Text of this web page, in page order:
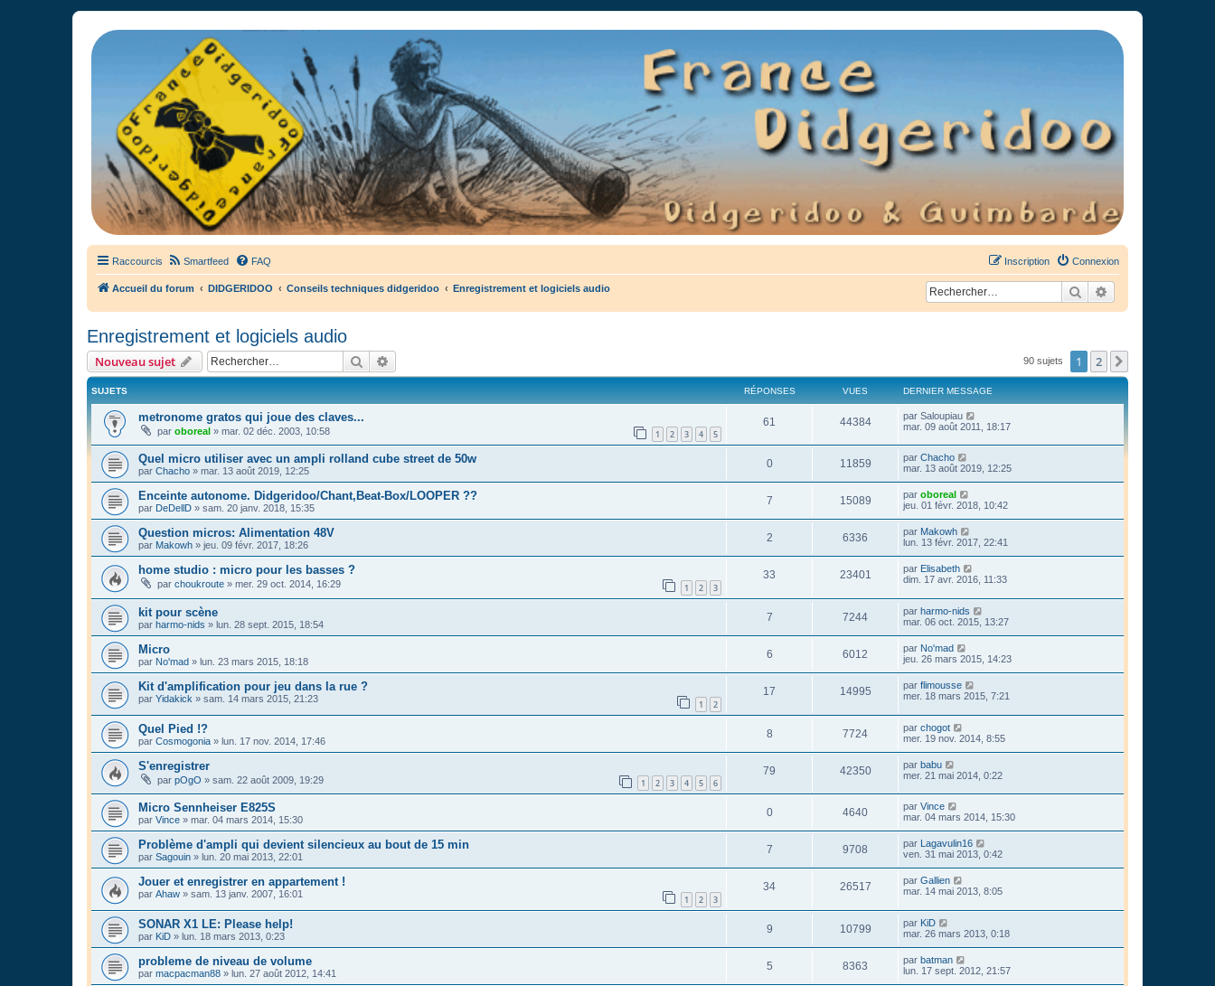
France Didgeridoo
Didgeridoo et Guimbarde sur France Didgeridoo - retrouvez la communauté.
Raccourcis Smartfeed FAQ Connexion
Inscription
Accueil du forum DIDGERIDOO Conseils techniques didgeridoo Enregistrement et logiciels audio Rechercher
Enregistrement et logiciels audio
Nouveau sujet Rechercher 90 sujets 1 2
SUJETS RÉPONSES VUES DERNIER MESSAGE
metronome gratos qui joue des claves...
par oboreal » mar. 02 déc. 2003, 10:58 1 2 3 4 5
61 44384 par Saloupiau
mar. 09 août 2011, 18:17
Quel micro utiliser avec un ampli rolland cube street de 50w
par Chacho » mar. 13 août 2019, 12:25
0 11859 par Chacho
mar. 13 août 2019, 12:25
Enceinte autonome. Didgeridoo/Chant,Beat-Box/LOOPER ??
par DeDellD » sam. 20 janv. 2018, 15:35
7 15089 par oboreal
jeu. 01 févr. 2018, 10:42
Question micros: Alimentation 48V
par Makowh » jeu. 09 févr. 2017, 18:26
2 6336 par Makowh
lun. 13 févr. 2017, 22:41
home studio : micro pour les basses ?
par choukroute » mer. 29 oct. 2014, 16:29 1 2 3
33 23401 par Elisabeth
dim. 17 avr. 2016, 11:33
kit pour scène
par harmo-nids » lun. 28 sept. 2015, 18:54
7 7244 par harmo-nids
mar. 06 oct. 2015, 13:27
Micro
par No'mad » lun. 23 mars 2015, 18:18
6 6012 par No'mad
jeu. 26 mars 2015, 14:23
Kit d'amplification pour jeu dans la rue ?
par Yidakick » sam. 14 mars 2015, 21:23 1 2
17 14995 par flimousse
mer. 18 mars 2015, 7:21
Quel Pied !?
par Cosmogonia » lun. 17 nov. 2014, 17:46
8 7724 par chogot
mer. 19 nov. 2014, 8:55
S'enregistrer
par pOgO » sam. 22 août 2009, 19:29 1 2 3 4 5 6
79 42350 par babu
mer. 21 mai 2014, 0:22
Micro Sennheiser E825S
par Vince » mar. 04 mars 2014, 15:30
0 4640 par Vince
mar. 04 mars 2014, 15:30
Problème d'ampli qui devient silencieux au bout de 15 min
par Sagouin » lun. 20 mai 2013, 22:01
7 9708 par
Lagavulin16
ven. 31 mai 2013, 0:42
Jouer et enregistrer en appartement !
par Ahaw » sam. 13 janv. 2007, 16:01 1 2 3
34 26517 par Gallien
mar. 14 mai 2013, 8:05
SONAR X1 LE: Please help!
par KiD » lun. 18 mars 2013, 0:23
9 10799 par KiD
mar. 26 mars 2013, 0:18
probleme de niveau de volume
par macpacman88 » lun. 27 août 2012, 14:41
5 8363 par batman
lun. 17 sept. 2012, 21:57